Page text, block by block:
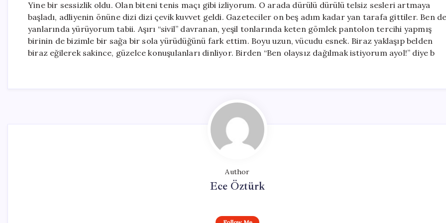
Yine bir sessizlik oldu. Olan biteni tenis maçı gibi izliyorum. O arada dürülü dürülü telsiz sesleri artmaya
başladı, adliyenin önüne dizi dizi çevik kuvvet geldi. Gazeteciler on beş adım kadar yan tarafa gittiler. Ben
yanlarında yürüyorum tabii. Aşırı “sivil” davranan, yeşil tonlarında keten gömlek pantolon tercihi yapmış
birinin de bizimle bir sağa bir sola yürüdüğünü fark ettim. Boyu uzun, vücudu esnek. Biraz yaklaşıp belden
biraz eğilerek sakince, güzelce konuşulanları dinliyor. Birden “Ben olaysız dağılmak istiyorum ayol!” diye b
Author
Ece Öztürk